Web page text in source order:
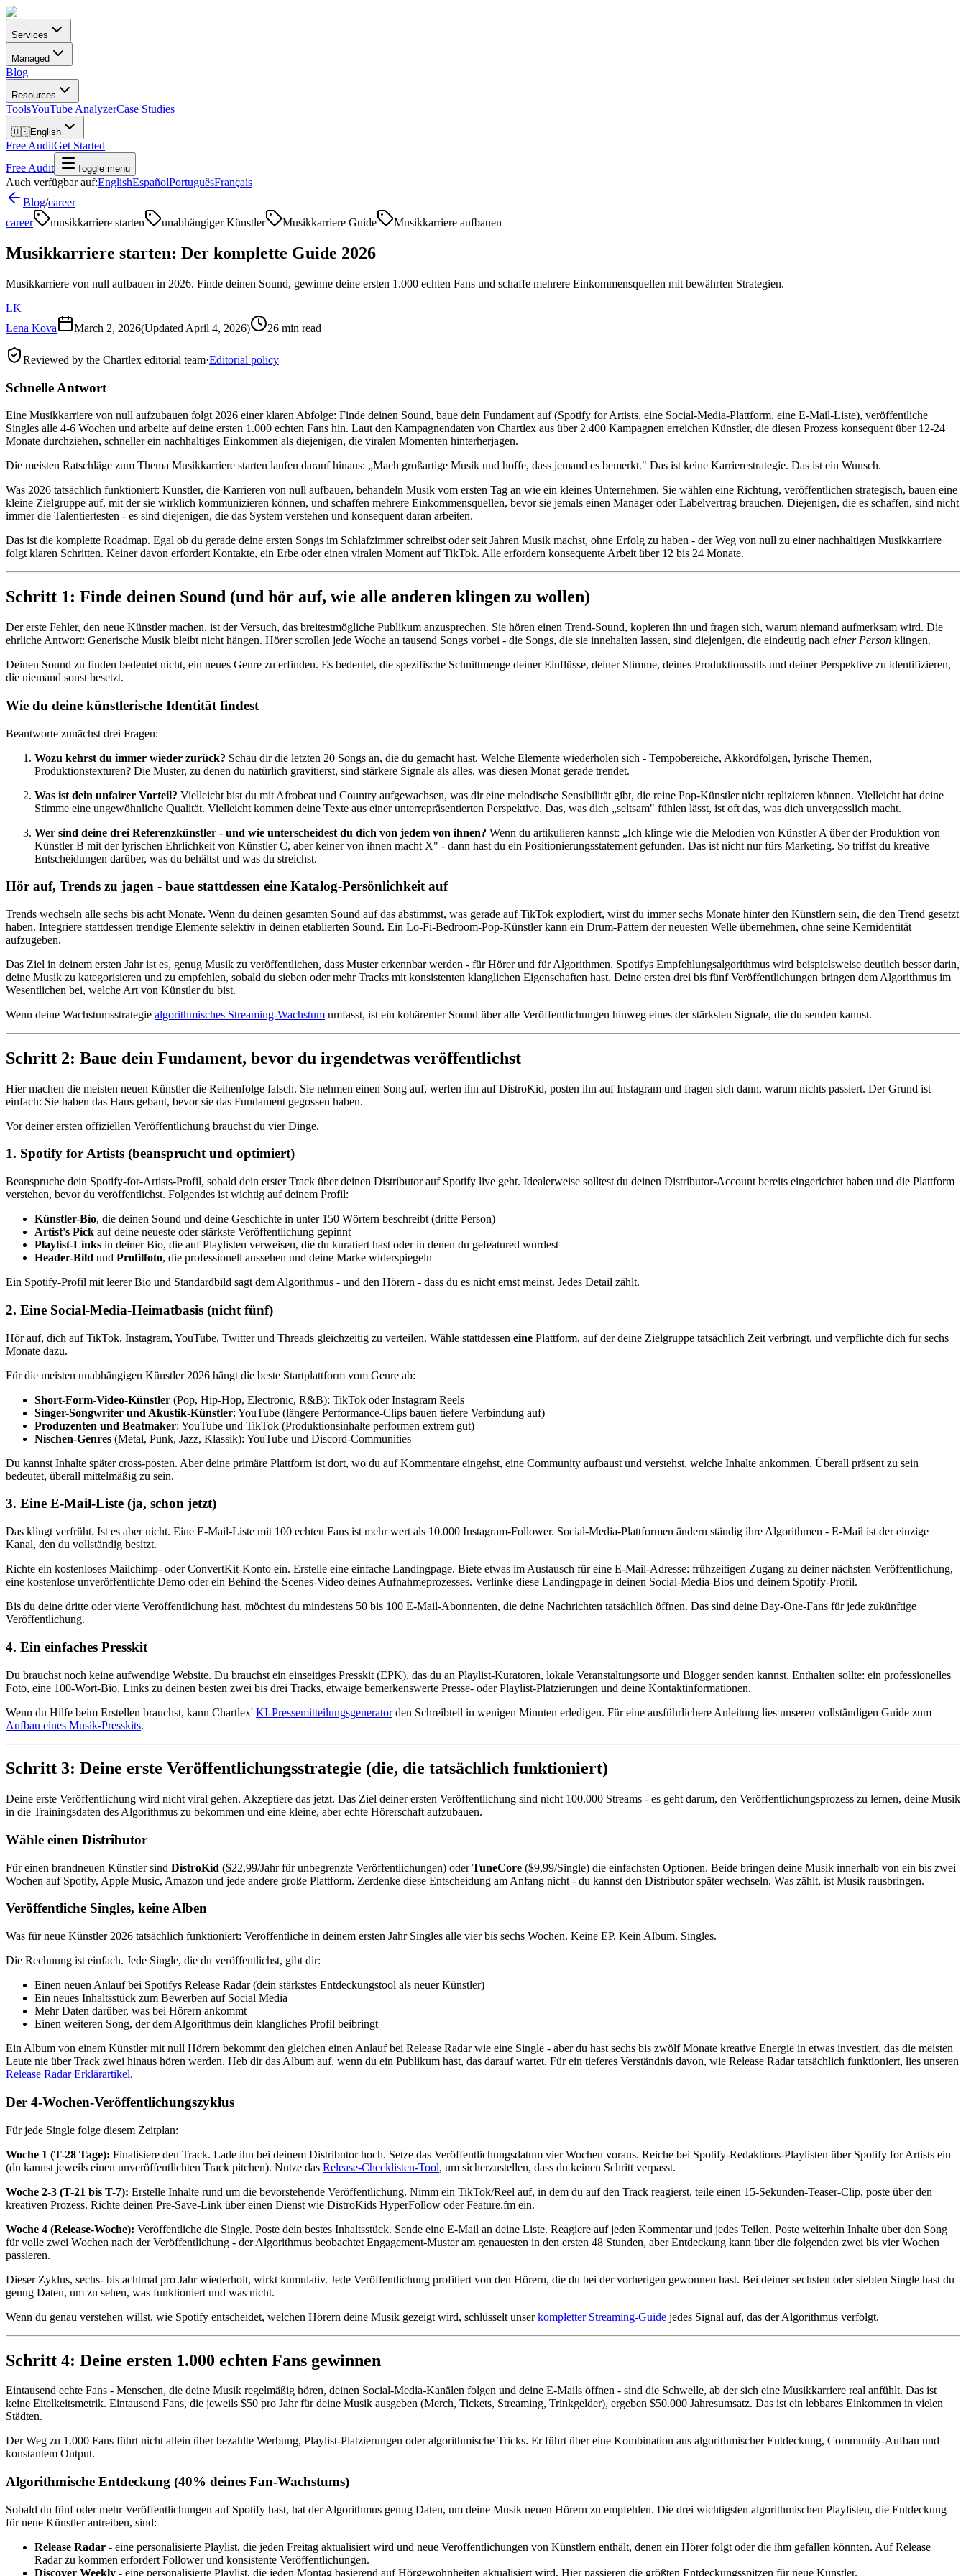
Services
Managed
Blog
Resources
ToolsYouTube AnalyzerCase Studies
🇺🇸English
Free AuditGet Started
Free Audit
Toggle menu
Auch verfügbar auf:EnglishEspañolPortuguêsFrançais
Blog/career
career
musikkarriere starten unabhängiger Künstler Musikkarriere Guide Musikkarriere aufbauen
Musikkarriere starten: Der komplette Guide 2026
Musikkarriere von null aufbauen in 2026. Finde deinen Sound, gewinne deine ersten 1.000 echten Fans und schaffe mehrere Einkommensquellen mit bewährten Strategien.
LK
Lena Kova
March 2, 2026(Updated April 4, 2026) 26 min read
Reviewed by the Chartlex editorial team·Editorial policy
Schnelle Antwort
Eine Musikkarriere von null aufzubauen folgt 2026 einer klaren Abfolge: Finde deinen Sound, baue dein Fundament auf (Spotify for Artists, eine Social-Media-Plattform, eine E-Mail-Liste), veröffentliche
Singles alle 4-6 Wochen und arbeite auf deine ersten 1.000 echten Fans hin. Laut den Kampagnendaten von Chartlex aus über 2.400 Kampagnen erreichen Künstler, die diesen Prozess konsequent über 12-24
Monate durchziehen, schneller ein nachhaltiges Einkommen als diejenigen, die viralen Momenten hinterherjagen.
Die meisten Ratschläge zum Thema Musikkarriere starten laufen darauf hinaus: „Mach großartige Musik und hoffe, dass jemand es bemerkt." Das ist keine Karrierestrategie. Das ist ein Wunsch.
Was 2026 tatsächlich funktioniert: Künstler, die Karrieren von null aufbauen, behandeln Musik vom ersten Tag an wie ein kleines Unternehmen. Sie wählen eine Richtung, veröffentlichen strategisch, bauen eine
kleine Zielgruppe auf, mit der sie wirklich kommunizieren können, und schaffen mehrere Einkommensquellen, bevor sie jemals einen Manager oder Labelvertrag brauchen. Diejenigen, die es schaffen, sind nicht
immer die Talentiertesten - es sind diejenigen, die das System verstehen und konsequent daran arbeiten.
Das ist die komplette Roadmap. Egal ob du gerade deine ersten Songs im Schlafzimmer schreibst oder seit Jahren Musik machst, ohne Erfolg zu haben - der Weg von null zu einer nachhaltigen Musikkarriere
folgt klaren Schritten. Keiner davon erfordert Kontakte, ein Erbe oder einen viralen Moment auf TikTok. Alle erfordern konsequente Arbeit über 12 bis 24 Monate.
Schritt 1: Finde deinen Sound (und hör auf, wie alle anderen klingen zu wollen)
Der erste Fehler, den neue Künstler machen, ist der Versuch, das breitestmögliche Publikum anzusprechen. Sie hören einen Trend-Sound, kopieren ihn und fragen sich, warum niemand aufmerksam wird. Die
ehrliche Antwort: Generische Musik bleibt nicht hängen. Hörer scrollen jede Woche an tausend Songs vorbei - die Songs, die sie innehalten lassen, sind diejenigen, die eindeutig nach einer Person klingen.
Deinen Sound zu finden bedeutet nicht, ein neues Genre zu erfinden. Es bedeutet, die spezifische Schnittmenge deiner Einflüsse, deiner Stimme, deines Produktionsstils und deiner Perspektive zu identifizieren,
die niemand sonst besetzt.
Wie du deine künstlerische Identität findest
Beantworte zunächst drei Fragen:
Wozu kehrst du immer wieder zurück? Schau dir die letzten 20 Songs an, die du gemacht hast. Welche Elemente wiederholen sich - Tempobereiche, Akkordfolgen, lyrische Themen,
Produktionstexturen? Die Muster, zu denen du natürlich gravitierst, sind stärkere Signale als alles, was diesen Monat gerade trendet.
Was ist dein unfairer Vorteil? Vielleicht bist du mit Afrobeat und Country aufgewachsen, was dir eine melodische Sensibilität gibt, die reine Pop-Künstler nicht replizieren können. Vielleicht hat deine
Stimme eine ungewöhnliche Qualität. Vielleicht kommen deine Texte aus einer unterrepräsentierten Perspektive. Das, was dich „seltsam" fühlen lässt, ist oft das, was dich unvergesslich macht.
Wer sind deine drei Referenzkünstler - und wie unterscheidest du dich von jedem von ihnen? Wenn du artikulieren kannst: „Ich klinge wie die Melodien von Künstler A über der Produktion von
Künstler B mit der lyrischen Ehrlichkeit von Künstler C, aber keiner von ihnen macht X" - dann hast du ein Positionierungsstatement gefunden. Das ist nicht nur fürs Marketing. So triffst du kreative
Entscheidungen darüber, was du behältst und was du streichst.
Hör auf, Trends zu jagen - baue stattdessen eine Katalog-Persönlichkeit auf
Trends wechseln alle sechs bis acht Monate. Wenn du deinen gesamten Sound auf das abstimmst, was gerade auf TikTok explodiert, wirst du immer sechs Monate hinter den Künstlern sein, die den Trend gesetzt
haben. Integriere stattdessen trendige Elemente selektiv in deinen etablierten Sound. Ein Lo-Fi-Bedroom-Pop-Künstler kann ein Drum-Pattern der neuesten Welle übernehmen, ohne seine Kernidentität
aufzugeben.
Das Ziel in deinem ersten Jahr ist es, genug Musik zu veröffentlichen, dass Muster erkennbar werden - für Hörer und für Algorithmen. Spotifys Empfehlungsalgorithmus wird beispielsweise deutlich besser darin,
deine Musik zu kategorisieren und zu empfehlen, sobald du sieben oder mehr Tracks mit konsistenten klanglichen Eigenschaften hast. Deine ersten drei bis fünf Veröffentlichungen bringen dem Algorithmus im
Wesentlichen bei, welche Art von Künstler du bist.
Wenn deine Wachstumsstrategie algorithmisches Streaming-Wachstum umfasst, ist ein kohärenter Sound über alle Veröffentlichungen hinweg eines der stärksten Signale, die du senden kannst.
Schritt 2: Baue dein Fundament, bevor du irgendetwas veröffentlichst
Hier machen die meisten neuen Künstler die Reihenfolge falsch. Sie nehmen einen Song auf, werfen ihn auf DistroKid, posten ihn auf Instagram und fragen sich dann, warum nichts passiert. Der Grund ist
einfach: Sie haben das Haus gebaut, bevor sie das Fundament gegossen haben.
Vor deiner ersten offiziellen Veröffentlichung brauchst du vier Dinge.
1. Spotify for Artists (beansprucht und optimiert)
Beanspruche dein Spotify-for-Artists-Profil, sobald dein erster Track über deinen Distributor auf Spotify live geht. Idealerweise solltest du deinen Distributor-Account bereits eingerichtet haben und die Plattform
verstehen, bevor du veröffentlichst. Folgendes ist wichtig auf deinem Profil:
Künstler-Bio, die deinen Sound und deine Geschichte in unter 150 Wörtern beschreibt (dritte Person)
Artist's Pick auf deine neueste oder stärkste Veröffentlichung gepinnt
Playlist-Links in deiner Bio, die auf Playlisten verweisen, die du kuratiert hast oder in denen du gefeatured wurdest
Header-Bild und Profilfoto, die professionell aussehen und deine Marke widerspiegeln
Ein Spotify-Profil mit leerer Bio und Standardbild sagt dem Algorithmus - und den Hörern - dass du es nicht ernst meinst. Jedes Detail zählt.
2. Eine Social-Media-Heimatbasis (nicht fünf)
Hör auf, dich auf TikTok, Instagram, YouTube, Twitter und Threads gleichzeitig zu verteilen. Wähle stattdessen eine Plattform, auf der deine Zielgruppe tatsächlich Zeit verbringt, und verpflichte dich für sechs
Monate dazu.
Für die meisten unabhängigen Künstler 2026 hängt die beste Startplattform vom Genre ab:
Short-Form-Video-Künstler (Pop, Hip-Hop, Electronic, R&B): TikTok oder Instagram Reels
Singer-Songwriter und Akustik-Künstler: YouTube (längere Performance-Clips bauen tiefere Verbindung auf)
Produzenten und Beatmaker: YouTube und TikTok (Produktionsinhalte performen extrem gut)
Nischen-Genres (Metal, Punk, Jazz, Klassik): YouTube und Discord-Communities
Du kannst Inhalte später cross-posten. Aber deine primäre Plattform ist dort, wo du auf Kommentare eingehst, eine Community aufbaust und verstehst, welche Inhalte ankommen. Überall präsent zu sein
bedeutet, überall mittelmäßig zu sein.
3. Eine E-Mail-Liste (ja, schon jetzt)
Das klingt verfrüht. Ist es aber nicht. Eine E-Mail-Liste mit 100 echten Fans ist mehr wert als 10.000 Instagram-Follower. Social-Media-Plattformen ändern ständig ihre Algorithmen - E-Mail ist der einzige
Kanal, den du vollständig besitzt.
Richte ein kostenloses Mailchimp- oder ConvertKit-Konto ein. Erstelle eine einfache Landingpage. Biete etwas im Austausch für eine E-Mail-Adresse: frühzeitigen Zugang zu deiner nächsten Veröffentlichung,
eine kostenlose unveröffentlichte Demo oder ein Behind-the-Scenes-Video deines Aufnahmeprozesses. Verlinke diese Landingpage in deinen Social-Media-Bios und deinem Spotify-Profil.
Bis du deine dritte oder vierte Veröffentlichung hast, möchtest du mindestens 50 bis 100 E-Mail-Abonnenten, die deine Nachrichten tatsächlich öffnen. Das sind deine Day-One-Fans für jede zukünftige
Veröffentlichung.
4. Ein einfaches Presskit
Du brauchst noch keine aufwendige Website. Du brauchst ein einseitiges Presskit (EPK), das du an Playlist-Kuratoren, lokale Veranstaltungsorte und Blogger senden kannst. Enthalten sollte: ein professionelles
Foto, eine 100-Wort-Bio, Links zu deinen besten zwei bis drei Tracks, etwaige bemerkenswerte Presse- oder Playlist-Platzierungen und deine Kontaktinformationen.
Wenn du Hilfe beim Erstellen brauchst, kann Chartlex' KI-Pressemitteilungsgeneratorden Schreibteil in wenigen Minuten erledigen. Für eine ausführlichere Anleitung lies unseren vollständigen Guide zum
Aufbau eines Musik-Presskits.
Schritt 3: Deine erste Veröffentlichungsstrategie (die, die tatsächlich funktioniert)
Deine erste Veröffentlichung wird nicht viral gehen. Akzeptiere das jetzt. Das Ziel deiner ersten Veröffentlichung sind nicht 100.000 Streams - es geht darum, den Veröffentlichungsprozess zu lernen, deine Musik
in die Trainingsdaten des Algorithmus zu bekommen und eine kleine, aber echte Hörerschaft aufzubauen.
Wähle einen Distributor
Für einen brandneuen Künstler sind DistroKid ($22,99/Jahr für unbegrenzte Veröffentlichungen) oderTuneCore ($9,99/Single) die einfachsten Optionen. Beide bringen deine Musik innerhalb von ein bis zwei
Wochen auf Spotify, Apple Music, Amazon und jede andere große Plattform. Zerdenke diese Entscheidung am Anfang nicht - du kannst den Distributor später wechseln. Was zählt, ist Musik rausbringen.
Veröffentliche Singles, keine Alben
Was für neue Künstler 2026 tatsächlich funktioniert: Veröffentliche in deinem ersten Jahr Singles alle vier bis sechs Wochen. Keine EP. Kein Album. Singles.
Die Rechnung ist einfach. Jede Single, die du veröffentlichst, gibt dir:
Einen neuen Anlauf bei Spotifys Release Radar (dein stärkstes Entdeckungstool als neuer Künstler)
Ein neues Inhaltsstück zum Bewerben auf Social Media
Mehr Daten darüber, was bei Hörern ankommt
Einen weiteren Song, der dem Algorithmus dein klangliches Profil beibringt
Ein Album von einem Künstler mit null Hörern bekommt den gleichen einen Anlauf bei Release Radar wie eine Single - aber du hast sechs bis zwölf Monate kreative Energie in etwas investiert, das die meisten
Leute nie über Track zwei hinaus hören werden. Heb dir das Album auf, wenn du ein Publikum hast, das darauf wartet. Für ein tieferes Verständnis davon, wie Release Radar tatsächlich funktioniert, lies unseren
Release Radar Erklärartikel.
Der 4-Wochen-Veröffentlichungszyklus
Für jede Single folge diesem Zeitplan:
Woche 1 (T-28 Tage): Finalisiere den Track. Lade ihn bei deinem Distributor hoch. Setze das Veröffentlichungsdatum vier Wochen voraus. Reiche bei Spotify-Redaktions-Playlisten über Spotify for Artists ein
(du kannst jeweils einen unveröffentlichten Track pitchen). Nutze das Release-Checklisten-Tool, um sicherzustellen, dass du keinen Schritt verpasst.
Woche 2-3 (T-21 bis T-7): Erstelle Inhalte rund um die bevorstehende Veröffentlichung. Nimm ein TikTok/Reel auf, in dem du auf den Track reagierst, teile einen 15-Sekunden-Teaser-Clip, poste über den
kreativen Prozess. Richte deinen Pre-Save-Link über einen Dienst wie DistroKids HyperFollow oder Feature.fm ein.
Woche 4 (Release-Woche): Veröffentliche die Single. Poste dein bestes Inhaltsstück. Sende eine E-Mail an deine Liste. Reagiere auf jeden Kommentar und jedes Teilen. Poste weiterhin Inhalte über den Song
für volle zwei Wochen nach der Veröffentlichung - der Algorithmus beobachtet Engagement-Muster am genauesten in den ersten 48 Stunden, aber Entdeckung kann über die folgenden zwei bis vier Wochen
passieren.
Dieser Zyklus, sechs- bis achtmal pro Jahr wiederholt, wirkt kumulativ. Jede Veröffentlichung profitiert von den Hörern, die du bei der vorherigen gewonnen hast. Bei deiner sechsten oder siebten Single hast du
genug Daten, um zu sehen, was funktioniert und was nicht.
Wenn du genau verstehen willst, wie Spotify entscheidet, welchen Hörern deine Musik gezeigt wird, schlüsselt unserkompletter Streaming-Guide jedes Signal auf, das der Algorithmus verfolgt.
Schritt 4: Deine ersten 1.000 echten Fans gewinnen
Eintausend echte Fans - Menschen, die deine Musik regelmäßig hören, deinen Social-Media-Kanälen folgen und deine E-Mails öffnen - sind die Schwelle, ab der sich eine Musikkarriere real anfühlt. Das ist
keine Eitelkeitsmetrik. Eintausend Fans, die jeweils $50 pro Jahr für deine Musik ausgeben (Merch, Tickets, Streaming, Trinkgelder), ergeben $50.000 Jahresumsatz. Das ist ein lebbares Einkommen in vielen
Städten.
Der Weg zu 1.000 Fans führt nicht allein über bezahlte Werbung, Playlist-Platzierungen oder algorithmische Tricks. Er führt über eine Kombination aus algorithmischer Entdeckung, Community-Aufbau und
konstantem Output.
Algorithmische Entdeckung (40% deines Fan-Wachstums)
Sobald du fünf oder mehr Veröffentlichungen auf Spotify hast, hat der Algorithmus genug Daten, um deine Musik neuen Hörern zu empfehlen. Die drei wichtigsten algorithmischen Playlisten, die Entdeckung
für neue Künstler antreiben, sind:
Release Radar - eine personalisierte Playlist, die jeden Freitag aktualisiert wird und neue Veröffentlichungen von Künstlern enthält, denen ein Hörer folgt oder die ihm gefallen könnten. Auf Release
Radar zu kommen erfordert Follower und konsistente Veröffentlichungen.
Discover Weekly - eine personalisierte Playlist, die jeden Montag basierend auf Hörgewohnheiten aktualisiert wird. Hier passieren die größten Entdeckungsspitzen für neue Künstler.